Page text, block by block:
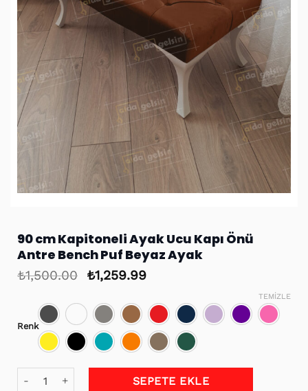
90 cm Kapitoneli Ayak Ucu Kapı Önü
Antre Bench Puf Beyaz Ayak
₺1,500.00
Orijinal
₺1,500.00.
₺1,259.99Şu
fiyat:
₺1,259.99.
Renk
TEMIZLE
90 cm Kapitoneli Ayak Ucu Kapı Önü Antre Bench Puf
SEPETE EKLE